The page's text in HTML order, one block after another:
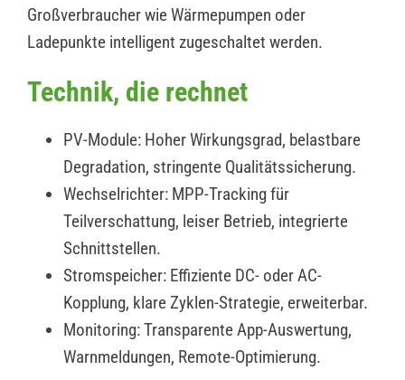
Großverbraucher wie Wärmepumpen oder
Ladepunkte intelligent zugeschaltet werden.
Technik, die rechnet
PV-Module: Hoher Wirkungsgrad, belastbare
Degradation, stringente Qualitätssicherung.
Wechselrichter: MPP-Tracking für
Teilverschattung, leiser Betrieb, integrierte
Schnittstellen.
Stromspeicher: Effiziente DC- oder AC-
Kopplung, klare Zyklen-Strategie, erweiterbar.
Monitoring: Transparente App-Auswertung,
Warnmeldungen, Remote-Optimierung.